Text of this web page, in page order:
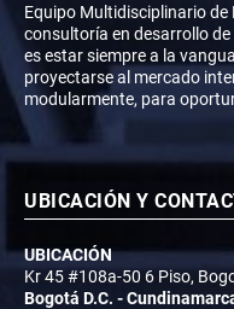
Equipo Multidisciplinario
consultoría en desarrollo
es estar siempre a la
proyectarse al mercado
modularmente, para
UBICACIÓN Y
UBICACIÓN
Kr 45 #108a-50 6 Piso,
Bogotá D.C. -